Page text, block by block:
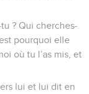
? Qui cherches-
pourquoi elle
où tu l’as mis, et
lui et lui dit en